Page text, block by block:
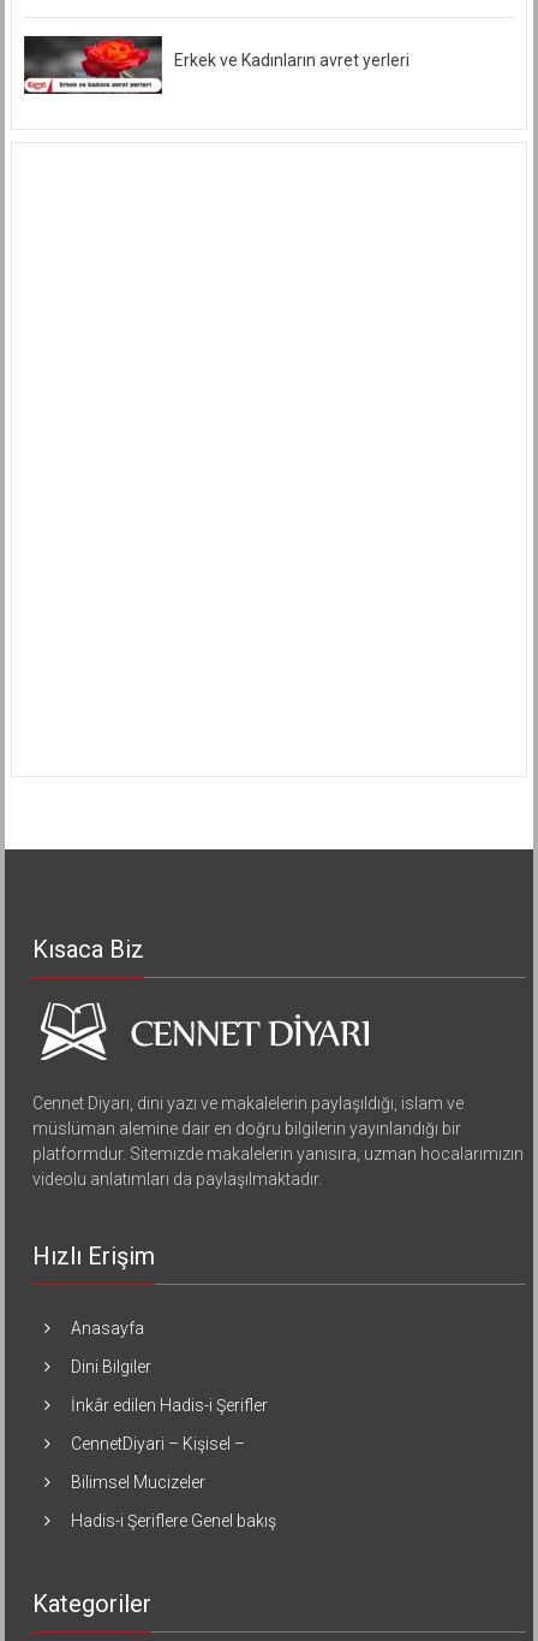
Münafıklık
Ve
Benzeri
Tabirlerle
İtham
Erkek ve Kadınların avret yerleri
Kısaca Biz
Cennet Diyarı, dini yazı ve makalelerin paylaşıldığı, islam ve
müslüman alemine dair en doğru bilgilerin yayınlandığı bir
platformdur. Sitemizde makalelerin yanısıra, uzman hocalarımızın
videolu anlatımları da paylaşılmaktadır.
Hızlı Erişim
Anasayfa
Dini Bilgiler
İnkâr edilen Hadis-i Şerifler
CennetDiyari – Kişisel –
Bilimsel Mucizeler
Hadis-i Şeriflere Genel bakış
Kategoriler